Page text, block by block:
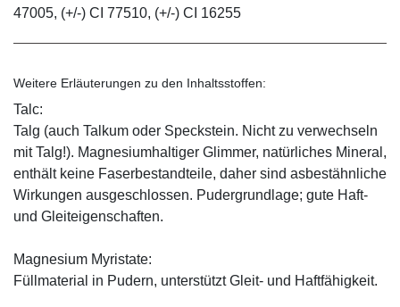
47005, (+/-) CI 77510, (+/-) CI 16255
Weitere Erläuterungen zu den Inhaltsstoffen:
Talc:
Talg (auch Talkum oder Speckstein. Nicht zu verwechseln
mit Talg!). Magnesiumhaltiger Glimmer, natürliches Mineral,
enthält keine Faserbestandteile, daher sind asbestähnliche
Wirkungen ausgeschlossen. Pudergrundlage; gute Haft-
und Gleiteigenschaften.
Magnesium Myristate:
Füllmaterial in Pudern, unterstützt Gleit- und Haftfähigkeit.